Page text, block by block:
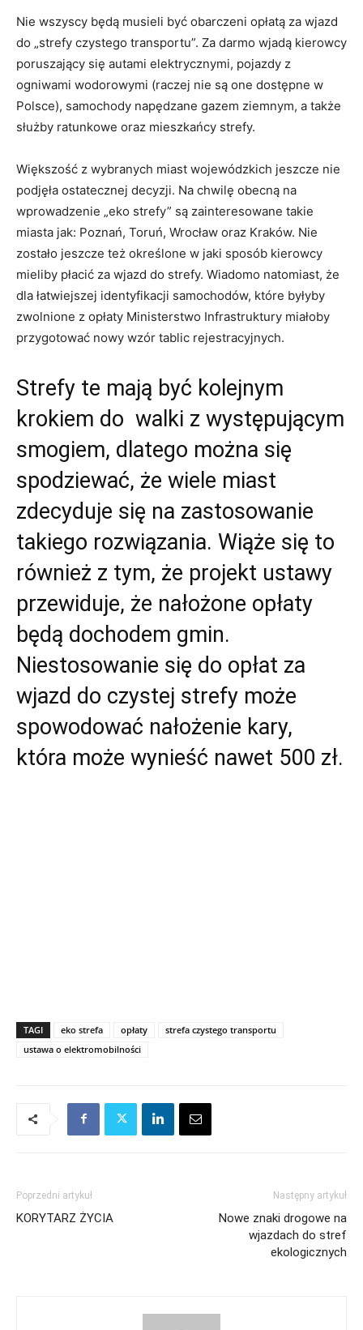
Nie wszyscy będą musieli być obarczeni opłatą za wjazd
do „strefy czystego transportu”. Za darmo wjadą kierowcy
poruszający się autami elektrycznymi, pojazdy z
ogniwami wodorowymi (raczej nie są one dostępne w
Polsce), samochody napędzane gazem ziemnym, a także
służby ratunkowe oraz mieszkańcy strefy.
Większość z wybranych miast wojewódzkich jeszcze nie
podjęła ostatecznej decyzji. Na chwilę obecną na
wprowadzenie „eko strefy” są zainteresowane takie
miasta jak: Poznań, Toruń, Wrocław oraz Kraków. Nie
zostało jeszcze też określone w jaki sposób kierowcy
mieliby płacić za wjazd do strefy. Wiadomo natomiast, że
dla łatwiejszej identyfikacji samochodów, które byłyby
zwolnione z opłaty Ministerstwo Infrastruktury miałoby
przygotować nowy wzór tablic rejestracyjnych.
Strefy te mają być kolejnym
krokiem do walki z występującym
smogiem, dlatego można się
spodziewać, że wiele miast
zdecyduje się na zastosowanie
takiego rozwiązania. Wiąże się to
również z tym, że projekt ustawy
przewiduje, że nałożone opłaty
będą dochodem gmin.
Niestosowanie się do opłat za
wjazd do czystej strefy może
spowodować nałożenie kary,
która może wynieść nawet 500 zł.
TAGI eko strefa opłaty
strefa czystego transportu
ustawa o elektromobilności
Poprzedni artykuł
KORYTARZ ŻYCIA
Następny artykuł
Nowe znaki drogowe na
wjazdach do stref
ekologicznych